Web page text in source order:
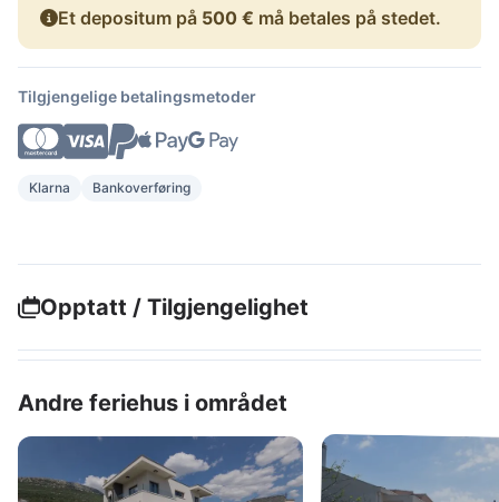
Et depositum på 500 € må betales på stedet.
Tilgjengelige betalingsmetoder
Klarna Bankoverføring
Opptatt / Tilgjengelighet
Andre feriehus i området